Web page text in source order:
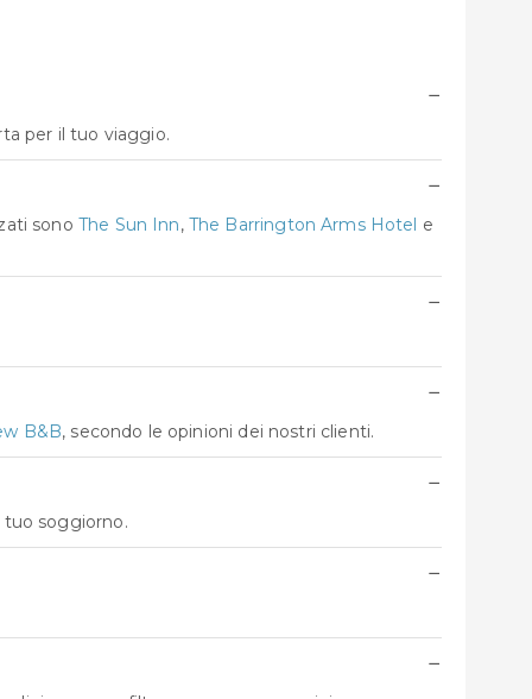
−
per il tuo viaggio.
−
sono The Sun Inn, The Barrington Arms Hotel e
−
−
B&B, secondo le opinioni dei nostri clienti.
−
tuo soggiorno.
−
−